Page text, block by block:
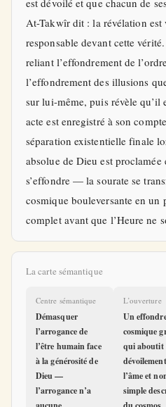
est dévoilé et que chacun de
At-Takwîr dit : la révélation
responsable devant cette
reliant l’effondrement de
l’effondrement des illusions
sur lui-même, puis révèle qu’il
acte est enregistré à son
séparation existentielle finale
absolue de Dieu est
s’effondre — la sourate se
cosmique bouleversante en un
complet avant que l’Heure ne
La carte sémantique
Centre sémantique
Démasquer
l’arrogance de
l’être humain face
à la générosité de
Dieu —
l’arrogance n’a
L’ouverture
Un
cosmique
qui aboutit
l’âme et
simple